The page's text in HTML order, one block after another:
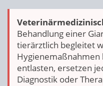
Behandlung einer
tierärztlich begleitet
Hygienemaßnahmen
entlasten, ersetzen
Diagnostik oder